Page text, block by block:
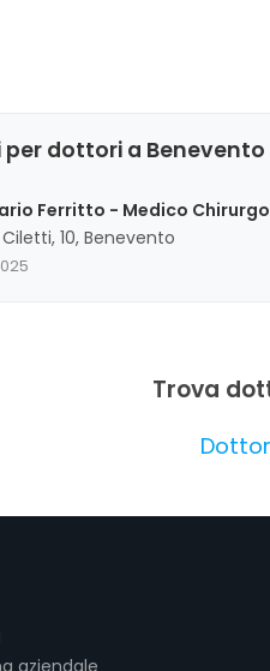
dottori a Benevento
Ferritto - Medico
10, Benevento
Trova
aziendale